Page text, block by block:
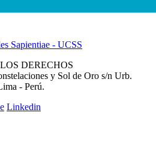
Sapientiae - UCSS
DERECHOS
y Sol de Oro s/n Urb.
- Perú.
Linkedin